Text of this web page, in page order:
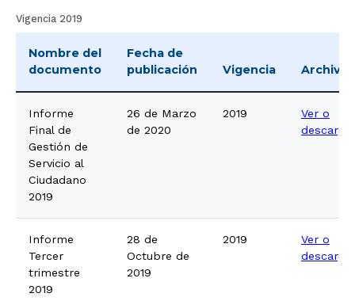
Vigencia 2019
Nombre del
documento
Fecha de
publicación
Vigencia Archivo
Informe
Final de
Gestión de
Servicio al
Ciudadano
2019
26 de Marzo
de 2020
2019
Ver o
descargar
Informe
Tercer
trimestre
2019
28 de
Octubre de
2019
2019
Ver o
descargar